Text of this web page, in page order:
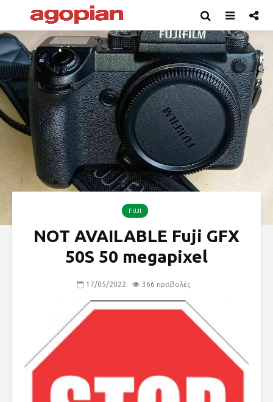
FUJI
NOT AVAILABLE Fuji GFX
50S 50 megapixel
17/05/2022 366 προβολές